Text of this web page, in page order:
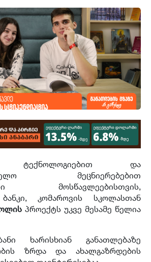
ტექნოლოგიებით და
მეცნიერებებით
მოსწავლეებისთვის,
კომაროვის სკოლასთან
პროექტს უკვე მესამე წელია
ხარისხიან განათლებაზე
ზრდა და ახალგაზრდების